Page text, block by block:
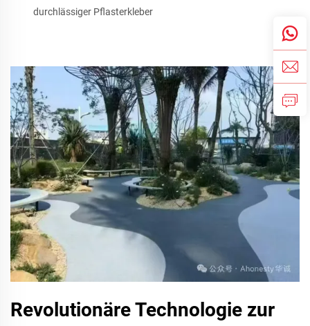
durchlässiger Pflasterkleber
Revolutionäre Technologie zur